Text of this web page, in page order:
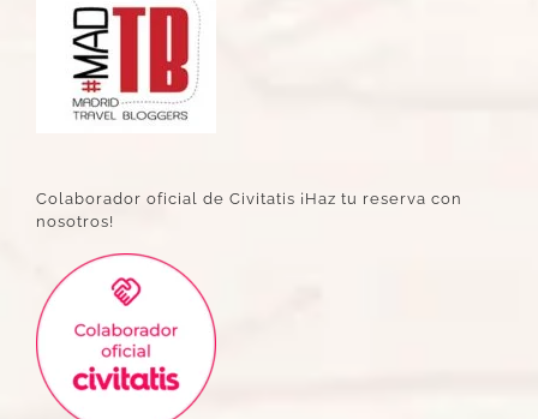
Colaborador oficial de Civitatis ¡Haz tu reserva con
nosotros!